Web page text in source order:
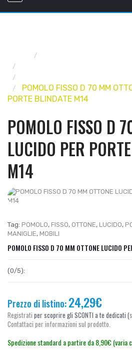
POMOLO FISSO D 70 MM
PORTE BLINDATE M14
POMOLO FISSO D
LUCIDO PER
M14
Tag: POMOLO, FISSO, OTTONE, LUCIDO,
MANIGLIE, MOBILI
POMOLO FISSO D 70 MM OTTONE LUCIDO
(0/5):
Prezzo di listino:24,29€
Registrati per scoprire gli SCONTI a te dedicati (
Contattaci per informazioni sul prodotto.
Spedizione standard a partire da 8,90€ (varia